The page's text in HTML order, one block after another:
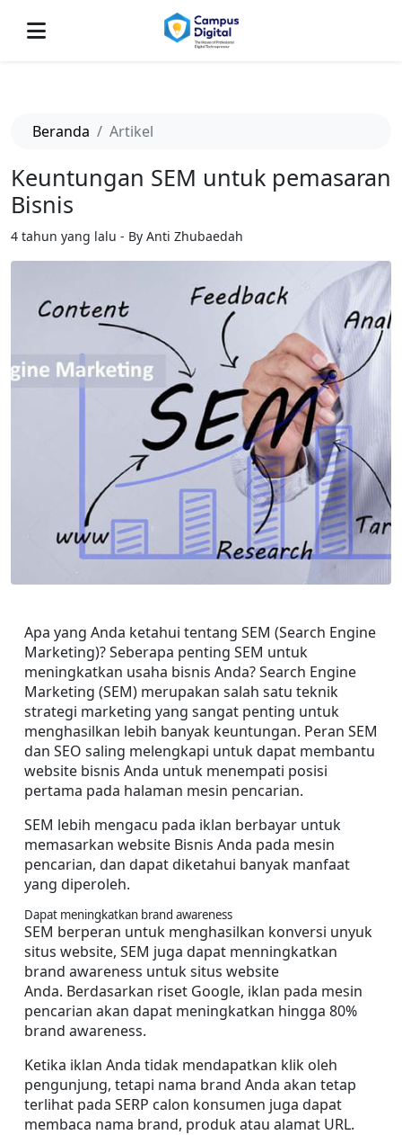
Beranda Artikel
Keuntungan SEM untuk pemasaran
Bisnis
4 tahun yang lalu - By Anti Zhubaedah
Apa yang Anda ketahui tentang SEM (Search Engine
Marketing)? Seberapa penting SEM untuk
meningkatkan usaha bisnis Anda? Search Engine
Marketing (SEM) merupakan salah satu teknik
strategi marketing yang sangat penting untuk
menghasilkan lebih banyak keuntungan. Peran SEM
dan SEO saling melengkapi untuk dapat membantu
website bisnis Anda untuk menempati posisi
pertama pada halaman mesin pencarian.
SEM lebih mengacu pada iklan berbayar untuk
memasarkan website Bisnis Anda pada mesin
pencarian, dan dapat diketahui banyak manfaat
yang diperoleh.
Dapat meningkatkan brand awareness
SEM berperan untuk menghasilkan konversi unyuk
situs website, SEM juga dapat menningkatkan
brand awareness untuk situs website
Anda. Berdasarkan riset Google, iklan pada mesin
pencarian akan dapat meningkatkan hingga 80%
brand awareness.
Ketika iklan Anda tidak mendapatkan klik oleh
pengunjung, tetapi nama brand Anda akan tetap
terlihat pada SERP calon konsumen juga dapat
membaca nama brand, produk atau alamat URL.